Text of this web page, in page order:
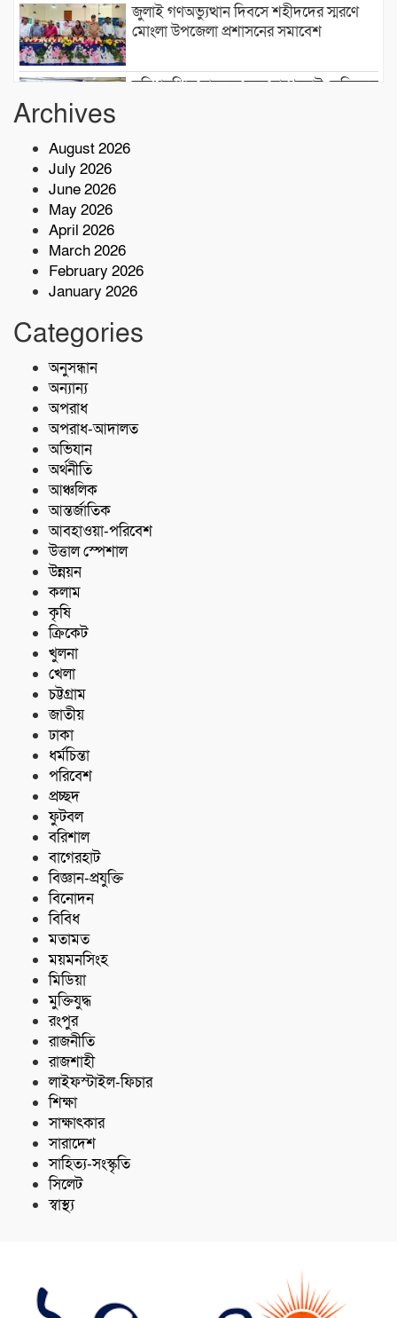
জুলাই গণঅভ্যুত্থান দিবসে শহীদদের স্মরণে
মোংলা উপজেলা প্রশাসনের সমাবেশ
সুবিধাবঞ্চিত মানুষের জন্য বাগেরহাট মেডিকেল
৫ কোটি টাকা মূল্যের ১ কেজি ক্রিস্টাল মেথ
Archives
August 2026
July 2026
June 2026
May 2026
April 2026
March 2026
February 2026
January 2026
Categories
অনুসন্ধান
অন্যান্য
অপরাধ
অপরাধ-আদালত
অভিযান
অর্থনীতি
আঞ্চলিক
আন্তর্জাতিক
আবহাওয়া-পরিবেশ
উত্তাল স্পেশাল
উন্নয়ন
কলাম
কৃষি
ক্রিকেট
খুলনা
খেলা
চট্টগ্রাম
জাতীয়
ঢাকা
ধর্মচিন্তা
পরিবেশ
প্রচ্ছদ
ফুটবল
বরিশাল
বাগেরহাট
বিজ্ঞান-প্রযুক্তি
বিনোদন
বিবিধ
মতামত
ময়মনসিংহ
মিডিয়া
মুক্তিযুদ্ধ
রংপুর
রাজনীতি
রাজশাহী
লাইফস্টাইল-ফিচার
শিক্ষা
সাক্ষাৎকার
সারাদেশ
সাহিত্য-সংস্কৃতি
সিলেট
স্বাস্থ্য